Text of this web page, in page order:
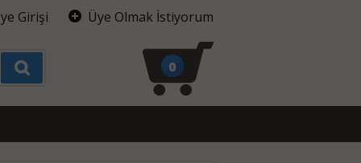
Girişi Üye Olmak İstiyorum
0